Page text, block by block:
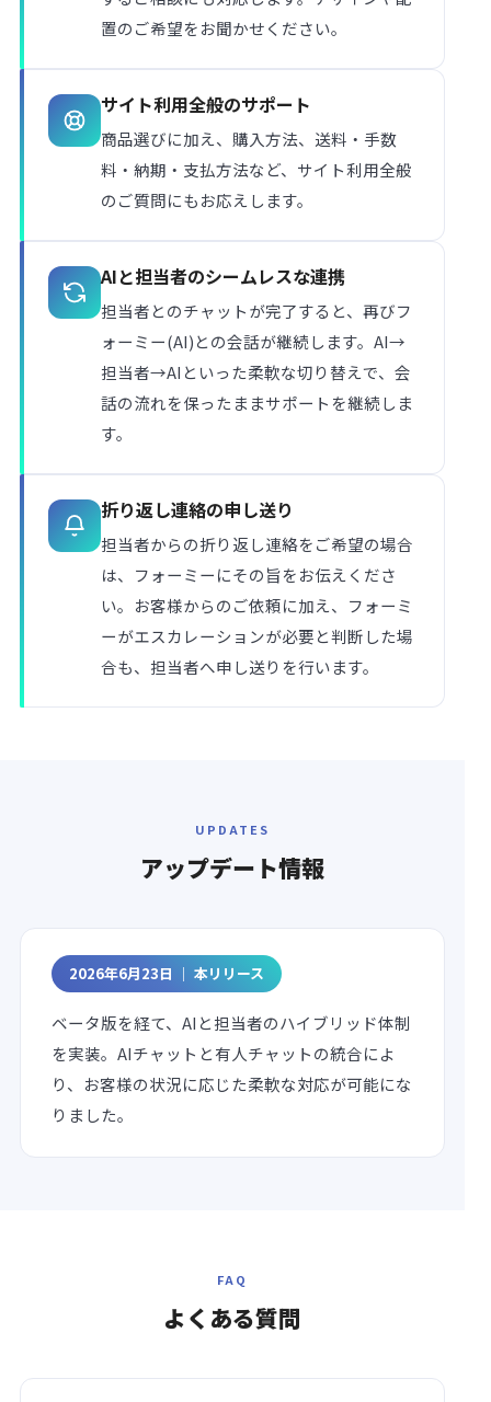
置のご希望をお聞かせください。
サイト利用全般のサポート
商品選びに加え、購入方法、送料・手数
料・納期・支払方法など、サイト利用全般
のご質問にもお応えします。
AIと担当者のシームレスな連携
担当者とのチャットが完了すると、再びフ
ォーミー(AI)との会話が継続します。AI→
担当者→AIといった柔軟な切り替えで、会
話の流れを保ったままサポートを継続しま
す。
折り返し連絡の申し送り
担当者からの折り返し連絡をご希望の場合
は、フォーミーにその旨をお伝えくださ
い。お客様からのご依頼に加え、フォーミ
ーがエスカレーションが必要と判断した場
合も、担当者へ申し送りを行います。
UPDATES
アップデート情報
2026年6月23日 ｜ 本リリース
ベータ版を経て、AIと担当者のハイブリッド体制
を実装。AIチャットと有人チャットの統合によ
り、お客様の状況に応じた柔軟な対応が可能にな
りました。
FAQ
よくある質問